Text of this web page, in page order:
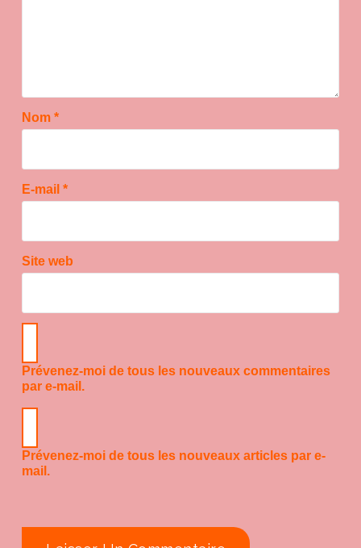
Nom *
E-mail *
Site web
Prévenez-moi de tous les nouveaux commentaires
par e-mail.
Prévenez-moi de tous les nouveaux articles par e-
mail.